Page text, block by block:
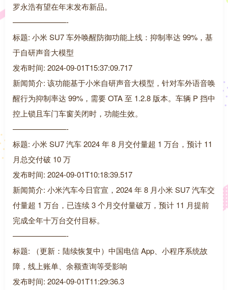
罗永浩有望在年末发布新品。
———————-
标题: 小米 SU7 车外唤醒防御功能上线：抑制率达 99%，基
于自研声音大模型
发布时间: 2024-09-01T15:37:09.717
新闻简介: 该功能基于小米自研声音大模型，针对车外语音唤
醒行为抑制率达 99%，需要 OTA 至 1.2.8 版本。车辆 P 挡中
控上锁且车门车窗关闭时，功能生效。
———————-
标题: 小米 SU7 汽车 2024 年 8 月交付量超 1 万台，预计 11
月总交付破 10 万
发布时间: 2024-09-01T10:18:39.517
新闻简介: 小米汽车今日官宣，2024 年 8 月小米 SU7 汽车交
付量超 1 万台，已连续 3 个月交付量破万，预计 11 月提前
完成全年十万台交付目标。
———————-
标题: （更新：陆续恢复中）中国电信 App、小程序系统故
障，线上账单、余额查询等受影响
发布时间: 2024-09-01T11:29:36.3